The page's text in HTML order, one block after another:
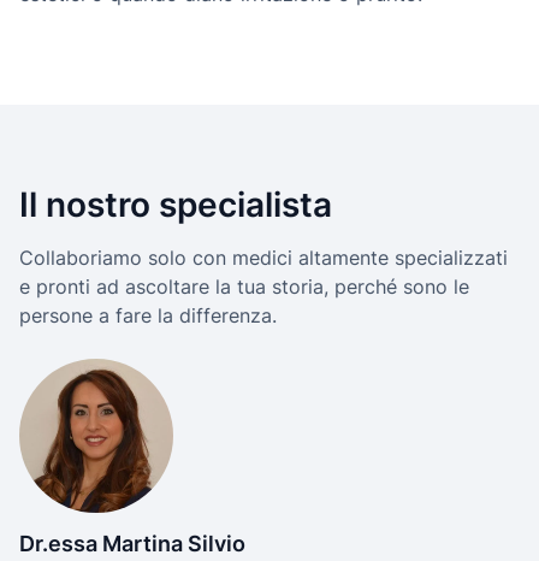
Il nostro specialista
Collaboriamo solo con medici altamente specializzati
e pronti ad ascoltare la tua storia, perché sono le
persone a fare la differenza.
Dr.essa Martina Silvio